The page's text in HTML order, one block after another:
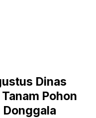
Dinas
Pohon
Donggala